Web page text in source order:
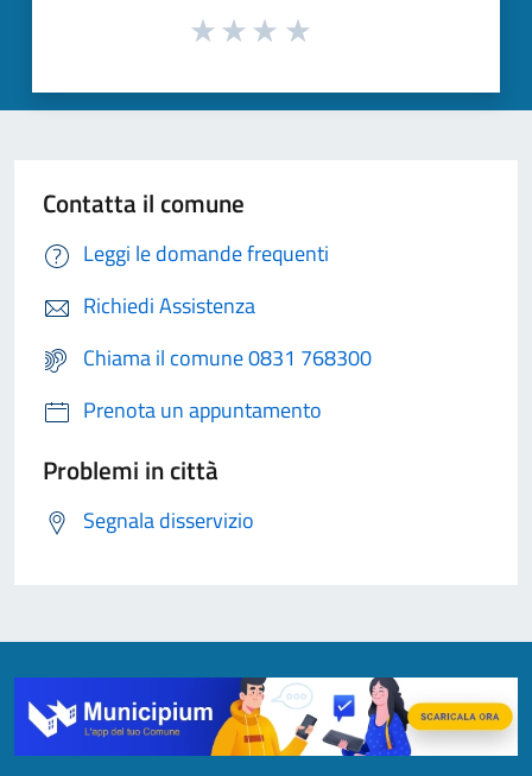
Contatta il comune
Leggi le domande frequenti
Richiedi Assistenza
Chiama il comune 0831 768300
Prenota un appuntamento
Problemi in città
Segnala disservizio